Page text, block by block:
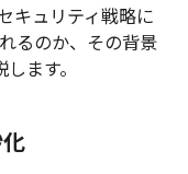
キュリティ戦略に
るのか、その背景
ます。